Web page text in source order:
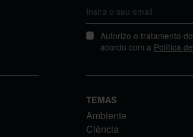
Autorizo o tratamento
acordo com a Política
TEMAS
Ambiente
Ciência